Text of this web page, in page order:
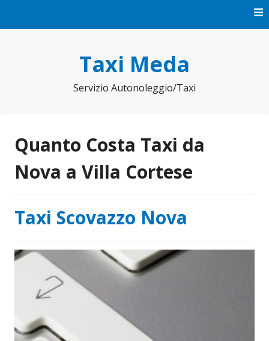
Taxi Meda
Servizio Autonoleggio/Taxi
Quanto Costa Taxi da
Nova a Villa Cortese
Taxi Scovazzo Nova